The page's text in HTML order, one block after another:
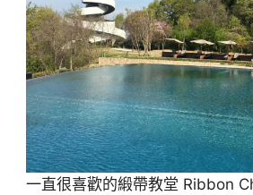
一直很喜歡的緞帶教堂 Ribbon